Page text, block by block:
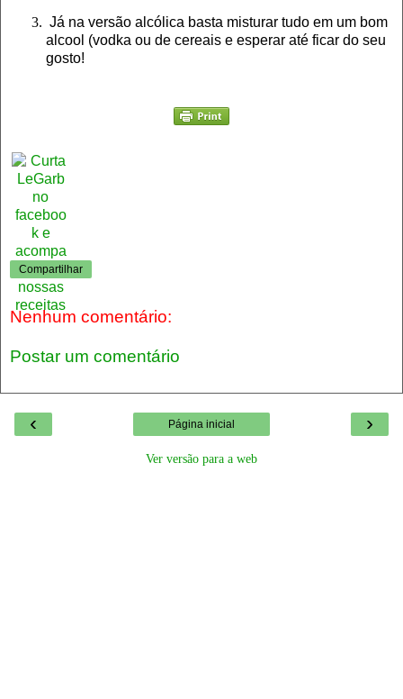
Já na versão alcólica basta misturar tudo em um bom
alcool (vodka ou de cereais e esperar até ficar do seu
gosto!
Compartilhar
Nenhum comentário:
Postar um comentário
‹ ›
Página inicial
Ver versão para a web